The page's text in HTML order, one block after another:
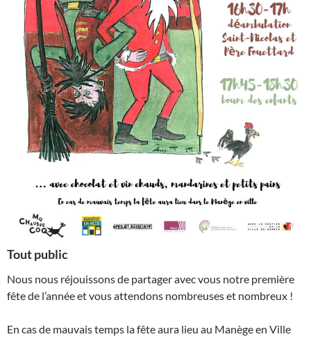
Tout public
Nous nous réjouissons de partager avec vous notre première
fête de l’année et vous attendons nombreuses et nombreux !
En cas de mauvais temps la fête aura lieu au Manège en Ville